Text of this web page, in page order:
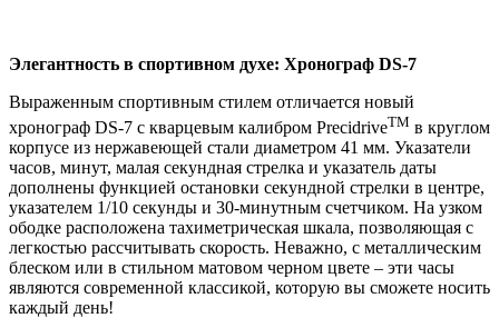
Элегантность в спортивном духе: Хронограф DS-7
Выраженным спортивным стилем отличается новый
хронограф DS-7 с кварцевым калибром PrecidriveTM в круглом
корпусе из нержавеющей стали диаметром 41 мм. Указатели
часов, минут, малая секундная стрелка и указатель даты
дополнены функцией остановки секундной стрелки в центре,
указателем 1/10 секунды и 30-минутным счетчиком. На узком
ободке расположена тахиметрическая шкала, позволяющая с
легкостью рассчитывать скорость. Неважно, с металлическим
блеском или в стильном матовом черном цвете – эти часы
являются современной классикой, которую вы сможете носить
каждый день!